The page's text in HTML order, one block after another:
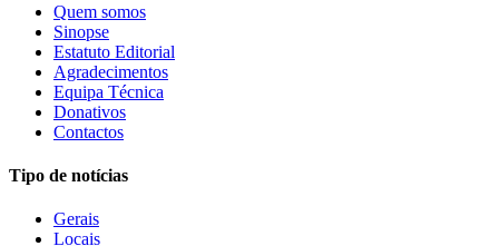
Quem somos
Sinopse
Estatuto Editorial
Agradecimentos
Equipa Técnica
Donativos
Contactos
Tipo de notícias
Gerais
Locais